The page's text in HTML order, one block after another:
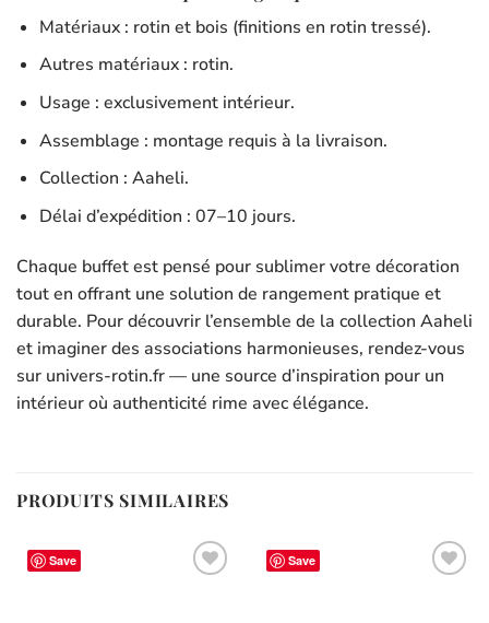
Matériaux : rotin et bois (finitions en rotin tressé).
Autres matériaux : rotin.
Usage : exclusivement intérieur.
Assemblage : montage requis à la livraison.
Collection : Aaheli.
Délai d’expédition : 07–10 jours.
Chaque buffet est pensé pour sublimer votre décoration
tout en offrant une solution de rangement pratique et
durable. Pour découvrir l’ensemble de la collection Aaheli
et imaginer des associations harmonieuses, rendez-vous
sur univers-rotin.fr — une source d’inspiration pour un
intérieur où authenticité rime avec élégance.
PRODUITS SIMILAIRES
Save Save